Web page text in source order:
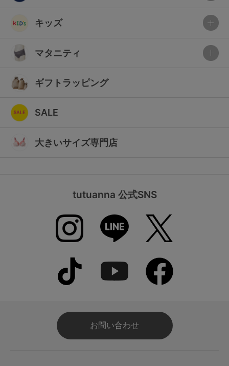
キッズ
マタニティ
ギフトラッピング
SALE
大きいサイズ専門店
tutuanna 公式SNS
お問い合わせ